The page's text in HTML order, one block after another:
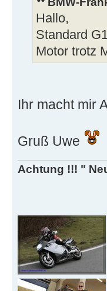
Hallo,
Standard
Motor trotz
Ihr macht mir
Gruß Uwe
Achtung !!! "